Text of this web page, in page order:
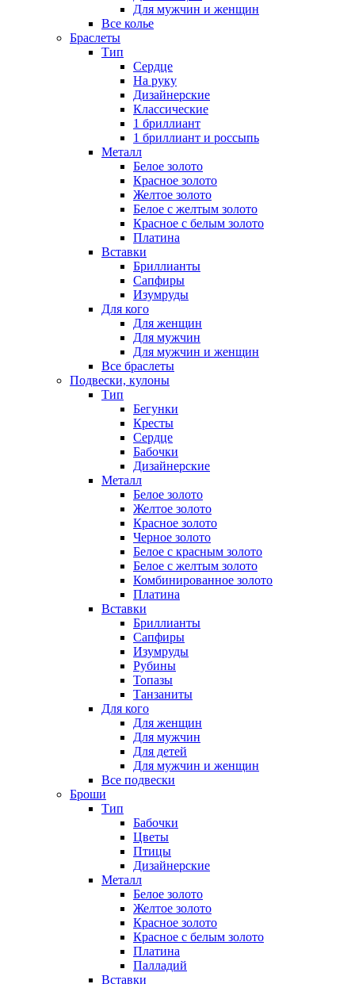
Для мужчин и женщин
Все колье
Браслеты
Тип
Сердце
На руку
Дизайнерские
Классические
1 бриллиант
1 бриллиант и россыпь
Металл
Белое золото
Красное золото
Желтое золото
Белое с желтым золото
Красное с белым золото
Платина
Вставки
Бриллианты
Сапфиры
Изумруды
Для кого
Для женщин
Для мужчин
Для мужчин и женщин
Все браслеты
Подвески, кулоны
Тип
Бегунки
Кресты
Сердце
Бабочки
Дизайнерские
Металл
Белое золото
Желтое золото
Красное золото
Черное золото
Белое с красным золото
Белое с желтым золото
Комбинированное золото
Платина
Вставки
Бриллианты
Сапфиры
Изумруды
Рубины
Топазы
Танзаниты
Для кого
Для женщин
Для мужчин
Для детей
Для мужчин и женщин
Все подвески
Броши
Тип
Бабочки
Цветы
Птицы
Дизайнерские
Металл
Белое золото
Желтое золото
Красное золото
Красное с белым золото
Платина
Палладий
Вставки